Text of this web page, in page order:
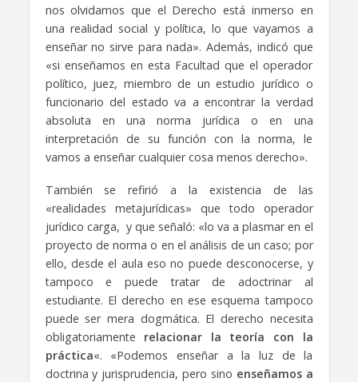
nos olvidamos que el Derecho está inmerso en
una realidad social y política, lo que vayamos a
enseñar no sirve para nada». Además, indicó que
«si enseñamos en esta Facultad que el operador
político, juez, miembro de un estudio jurídico o
funcionario del estado va a encontrar la verdad
absoluta en una norma jurídica o en una
interpretación de su función con la norma, le
vamos a enseñar cualquier cosa menos derecho».
También se refirió a la existencia de las
«realidades metajurídicas» que todo operador
jurídico carga, y que señaló: «lo va a plasmar en el
proyecto de norma o en el análisis de un caso; por
ello, desde el aula eso no puede desconocerse, y
tampoco e puede tratar de adoctrinar al
estudiante. El derecho en ese esquema tampoco
puede ser mera dogmática. El derecho necesita
obligatoriamente relacionar la teoría con la
práctica«. «Podemos enseñar a la luz de la
doctrina y jurisprudencia, pero sino enseñamos a